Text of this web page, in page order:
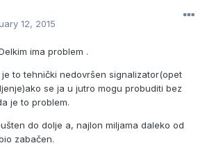
12, 2015
ima problem .
to tehnički nedovršen signalizator(opet
se ja u jutro mogu probuditi bez
je to problem.
do dolje a, najlon miljama daleko od
zabačen.